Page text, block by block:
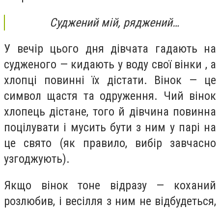
Суджений мій, ряджений…
У вечір цього дня дівчата гадають на
судженого — кидають у воду свої вінки , а
хлопці повинні їх дістати. Вінок — це
символ щастя та одруження. Чий вінок
хлопець дістане, того й дівчина повинна
поцілувати і мусить бути з ним у парі на
це свято (як правило, вибір завчасно
узгоджують).
Якщо вінок тоне відразу — коханий
розлюбив, і весілля з ним не відбудеться,